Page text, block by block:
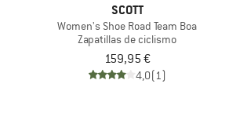
SCOTT
Women's Shoe Road Team Boa
Zapatillas de ciclismo
159,95 €
4,0(1)